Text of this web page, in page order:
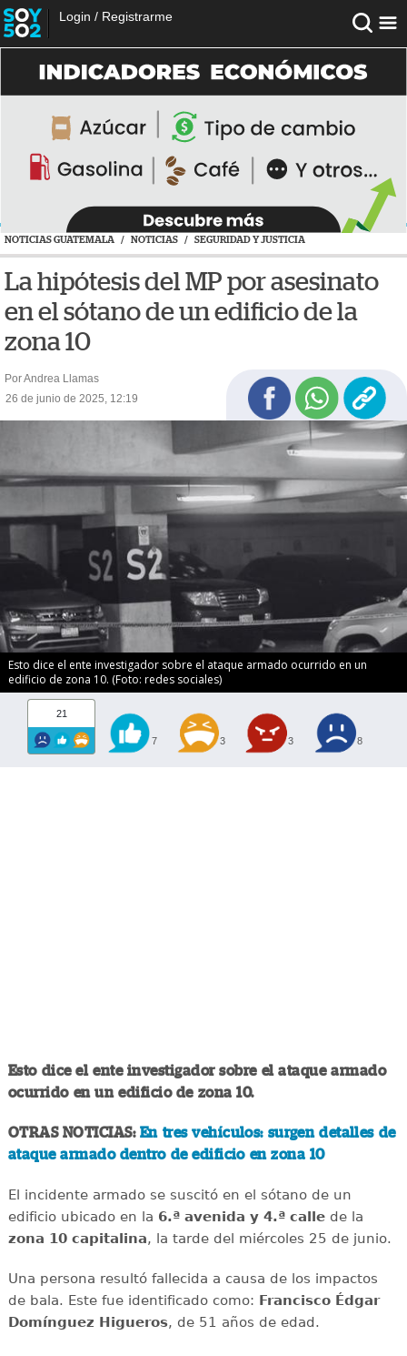
Login / Registrarme
NOTICIAS GUATEMALA / NOTICIAS / SEGURIDAD Y JUSTICIA
La hipótesis del MP por asesinato
en el sótano de un edificio de la
zona 10
Por Andrea Llamas
26 de junio de 2025, 12:19
Esto dice el ente investigador sobre el ataque armado ocurrido en un
edificio de zona 10. (Foto: redes sociales)
21
7 3 3 8
Esto dice el ente investigador sobre el ataque armado
ocurrido en un edificio de zona 10.
OTRAS NOTICIAS: En tres vehículos: surgen detalles de
ataque armado dentro de edificio en zona 10
El incidente armado se suscitó en el sótano de un
edificio ubicado en la 6.ª avenida y 4.ª calle de la
zona 10 capitalina, la tarde del miércoles 25 de junio.
Una persona resultó fallecida a causa de los impactos
de bala. Este fue identificado como: Francisco Édgar
Domínguez Higueros, de 51 años de edad.